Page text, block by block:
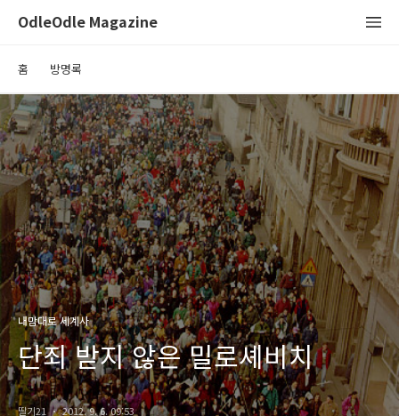
OdleOdle Magazine
홈 방명록
내맘대로 세계사
단죄 받지 않은 밀로셰비치
딸기21 2012. 9. 6. 09:53